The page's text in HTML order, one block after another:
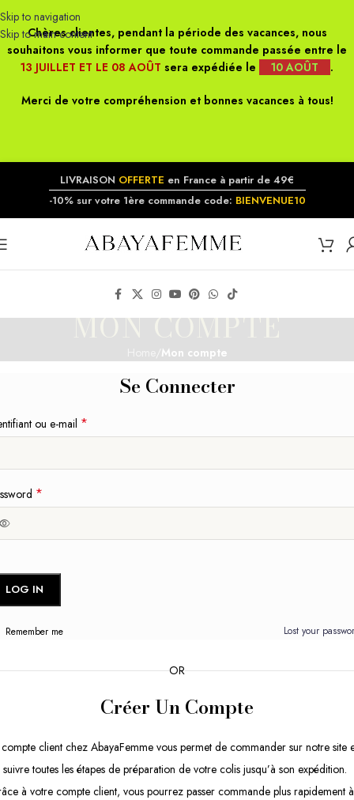
Skip to navigation
Skip to main content
Chères clientes, pendant la période des vacances, nous
souhaitons vous informer que toute commande passée entre le
13 JUILLET ET LE 08 AOÛT sera expédiée le 10 AOÛT .
Merci de votre compréhension et bonnes vacances à tous!
LIVRAISON OFFERTE en France à partir de 49€
-10% sur votre 1ère commande code: BIENVENUE10
MON COMPTE
/ Mon compte
Se Connecter
ou e-mail *
*
LOG IN
Lost your
Remember me
OR
Créer Un Compte
client chez AbayaFemme vous permet de commander sur notre site
toutes les étapes de préparation de votre colis jusqu’à son expédition.
à votre compte client, vous pourrez passer commande plus rapidement à